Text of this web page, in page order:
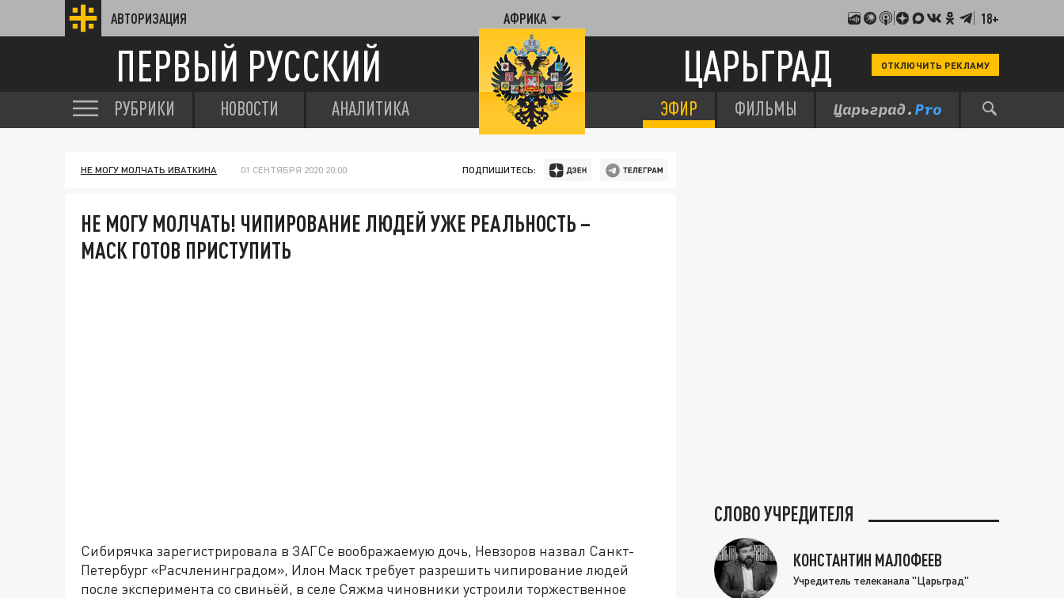
АВТОРИЗАЦИЯ АФРИКА 18+
ПЕРВЫЙ РУССКИЙ ЦАРЬГРАД ОТКЛЮЧИТЬ РЕКЛАМУ
РУБРИКИ НОВОСТИ АНАЛИТИКА ЭФИР ФИЛЬМЫ
НЕ МОГУ МОЛЧАТЬ ИВАТКИНА 01 СЕНТЯБРЯ 2020 20:00 ПОДПИШИТЕСЬ:
НЕ МОГУ МОЛЧАТЬ! ЧИПИРОВАНИЕ ЛЮДЕЙ УЖЕ РЕАЛЬНОСТЬ –
МАСК ГОТОВ ПРИСТУПИТЬ
Сибирячка зарегистрировала в ЗАГСе воображаемую дочь, Невзоров назвал Санкт-
Петербург «Расчленинградом», Илон Маск требует разрешить чипирование людей
после эксперимента со свиньёй, в селе Сяжма чиновники устроили торжественное
СЛОВО УЧРЕДИТЕЛЯ
КОНСТАНТИН МАЛОФЕЕВ
Учредитель телеканала "Царьград"